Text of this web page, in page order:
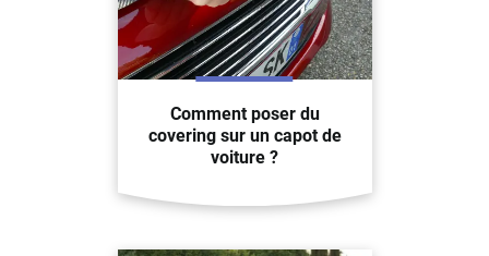
Comment poser du
covering sur un capot de
voiture ?